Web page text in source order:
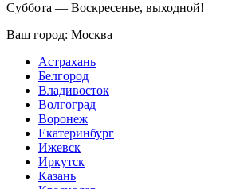
Суббота — Воскресенье, выходной!
Ваш город: Москва
Астрахань
Белгород
Владивосток
Волгоград
Воронеж
Екатеринбург
Ижевск
Иркутск
Казань